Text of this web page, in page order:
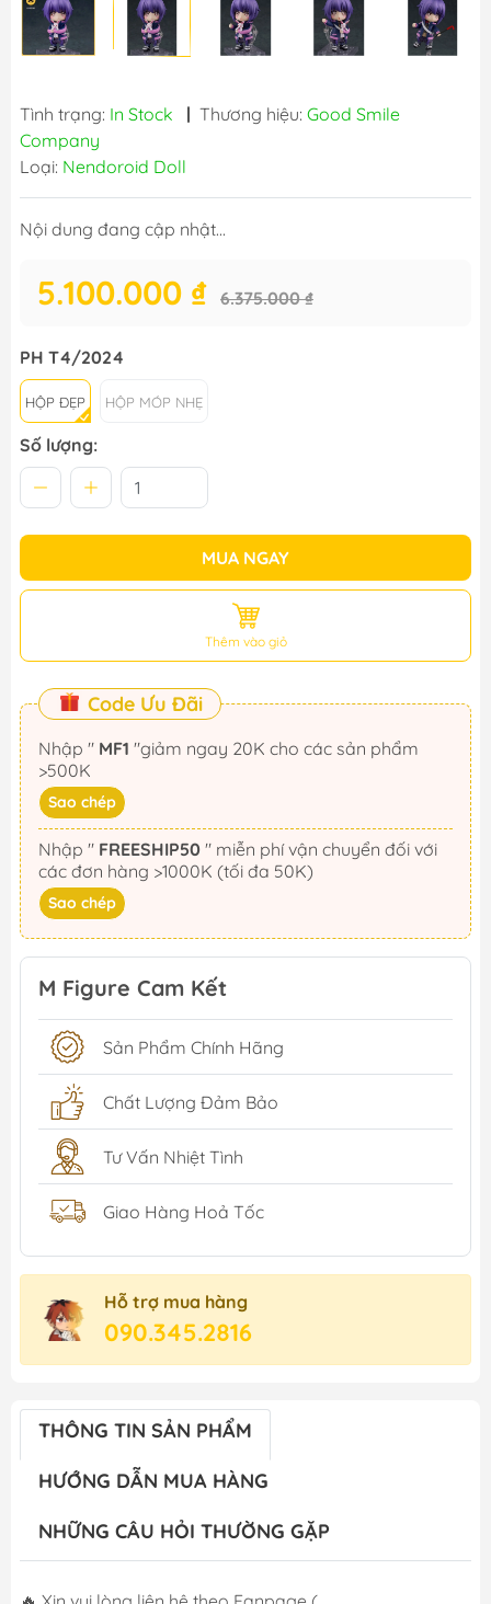
Tình trạng: In Stock | Thương hiệu: Good Smile
Company
Loại: Nendoroid Doll
Nội dung đang cập nhật...
5.100.000 ₫ 6.375.000 ₫
PH T4/2024
HỘP ĐẸP HỘP MÓP NHẸ
Số lượng:
MUA NGAY
Thêm vào giỏ
Code Ưu Đãi
Nhập " MF1
>500K
Sao chép
Nhập " FREESHIP50
các đơn hàng >1000K (tối đa 50K)
Sao chép
M Figure Cam Kết
Sản Phẩm Chính Hãng
Chất Lượng Đảm Bảo
Tư Vấn Nhiệt Tình
Giao Hàng Hoả Tốc
Hỗ trợ mua hàng
090.345.2816
THÔNG TIN SẢN PHẨM
HƯỚNG DẪN MUA HÀNG
NHỮNG CÂU HỎI THƯỜNG GẶP